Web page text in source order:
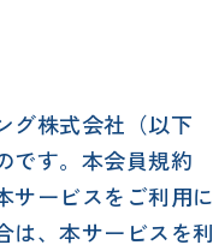
グ株式会社（以下
です。本会員規約
サービスをご利用に
は、本サービスを利